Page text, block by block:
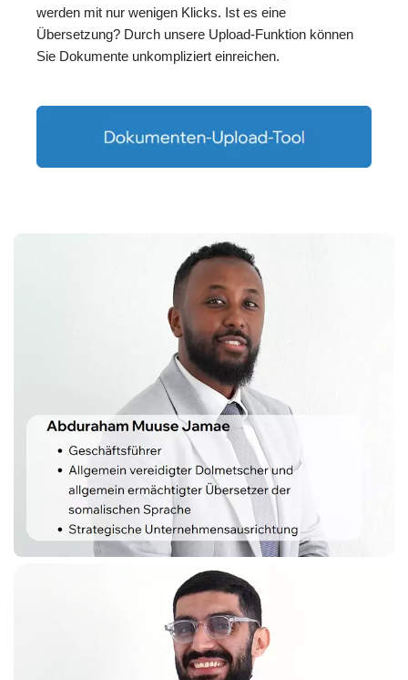
werden mit nur wenigen Klicks. Ist es eine
Übersetzung? Durch unsere Upload-Funktion können
Sie Dokumente unkompliziert einreichen.